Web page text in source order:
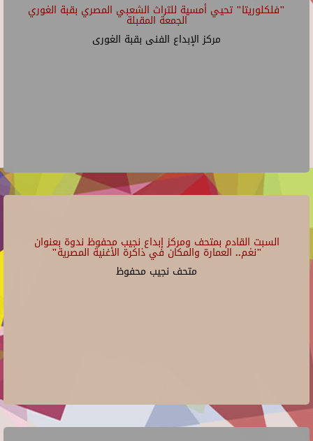
"فلكلوريتا" تحيي أمسية للتراث الشعبي المصري بقبة الغوري
الجمعة المقبلة
مركز الإبداع الفنى بقبة الغورى
السبت القادم بمتحف ومركز إبداع نجيب محفوظ ندوة بعنوان
"نغم.. العمارة والمكان في ذاكرة الأغنية المصرية"
متحف نجيب محفوظ